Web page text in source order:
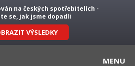
na českých spotřebitelích -
se, jak jsme dopadli
VÝSLEDKY
MENU